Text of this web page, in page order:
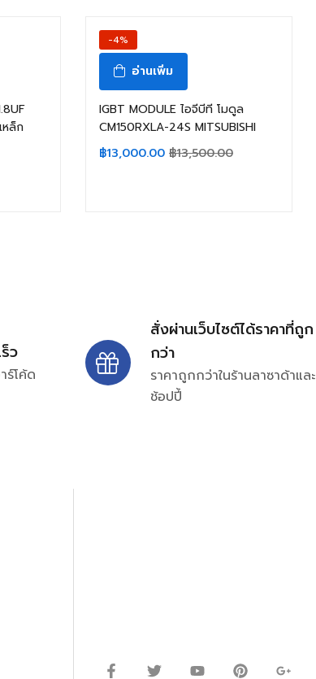
หล็ก
-4%
อ่านเพิ่ม
IGBT MODULE ไอจีบีที โมดูล
CM150RXLA-24S MITSUBISHI
฿13,000.00 ฿13,500.00
ว
ร์โค้ด
สั่งผ่านเว็บไซต์ได้ราคาที่ถูก
กว่า
ราคาถูกกว่าในร้านลาซาด้าและ
ช้อปปี้